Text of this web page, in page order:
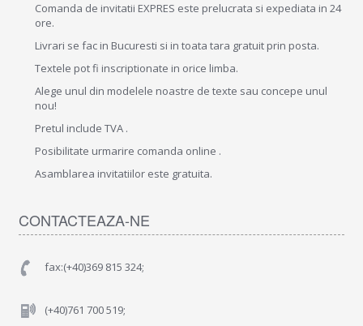
Comanda de invitatii EXPRES este prelucrata si expediata in 24
ore.
Livrari se fac in Bucuresti si in toata tara gratuit prin posta.
Textele pot fi inscriptionate in orice limba.
Alege unul din modelele noastre de texte sau concepe unul
nou!
Pretul include TVA .
Posibilitate urmarire comanda online .
Asamblarea invitatiilor este gratuita.
CONTACTEAZA-NE
fax:(+40)369 815 324;
(+40)761 700 519;